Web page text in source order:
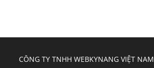
CÔNG TY TNHH WEBKYNANG VIỆT NAM